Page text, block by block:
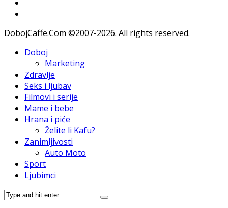
DobojCaffe.Com ©2007-2026. All rights reserved.
Doboj
Marketing
Zdravlje
Seks i ljubav
Filmovi i serije
Mame i bebe
Hrana i piće
Želite li Kafu?
Zanimljivosti
Auto Moto
Sport
Ljubimci